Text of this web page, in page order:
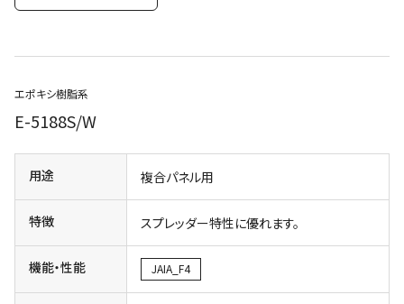
エポキシ樹脂系
E-5188S/W
用途 複合パネル用
特徴 スプレッダー特性に優れます。
機能・性能 JAIA_F4